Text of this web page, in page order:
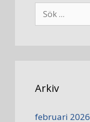
Arkiv
februari 2026